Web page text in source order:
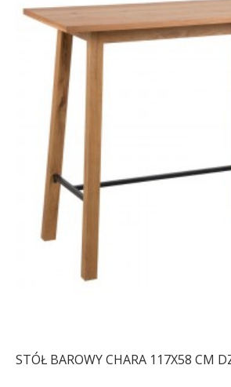
STÓŁ BAROWY CHARA
117X58 CM DZIKI DĄB
1 205,87 zł 1 488,72 zł
-19%
STÓŁ BAROWY CHARA 117X58 CM